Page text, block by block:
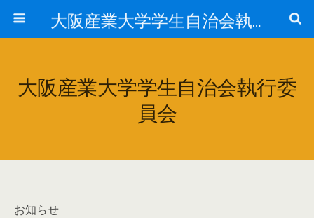
大阪産業大学学生自治会執行委員会
大阪産業大学学生自治会執行委
員会
お知らせ